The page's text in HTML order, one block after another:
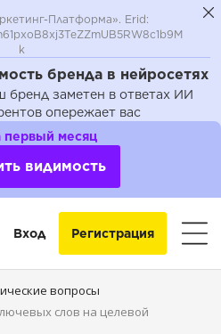
бренда в нейросетях
бренд заметен в ответах ИИ
опережает вас
Платформа». Erid:
k
первый месяц
видимость
Вход Регистрация
вопросы
слов на целевой